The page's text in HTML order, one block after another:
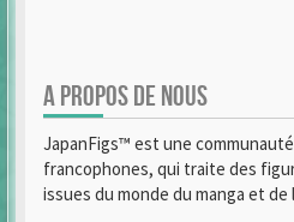
A PROPOS DE NOUS
JapanFigs™ est une
francophones, qui traite des
issues du monde du manga et de